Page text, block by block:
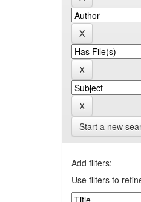
Start a new
Add filters:
Use filters to